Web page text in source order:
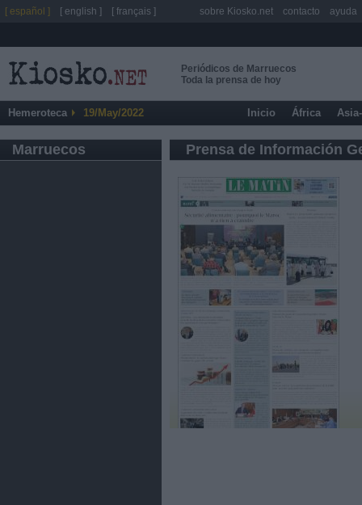
Periódicos de Marruecos
Toda la prensa de hoy
Hemeroteca 19/May/2022 Inicio África
Marruecos Prensa de Información
[ español ] [ english ] [ français ] sobre Kiosko.net contacto ayuda